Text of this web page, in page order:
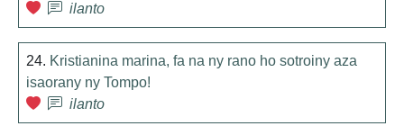
ilanto
24. Kristianina marina, fa na ny rano ho sotroiny aza
isaorany ny Tompo!
ilanto